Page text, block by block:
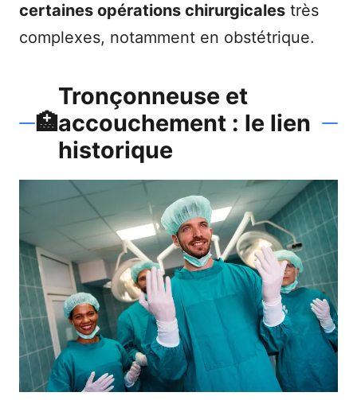
certaines opérations chirurgicales très
complexes, notamment en obstétrique.
🏥
Tronçonneuse et
accouchement : le lien
historique